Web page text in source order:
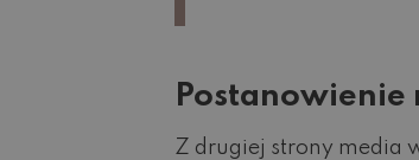
Z drugiej strony media